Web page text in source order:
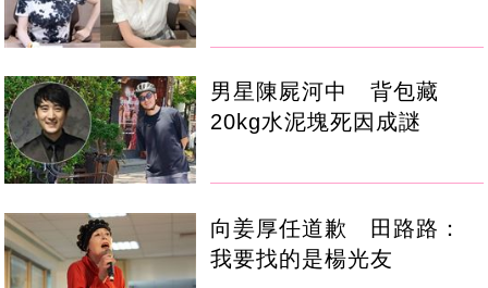
男星陳屍河中 背包藏
20kg水泥塊死因成謎
向姜厚任道歉 田路路：
我要找的是楊光友